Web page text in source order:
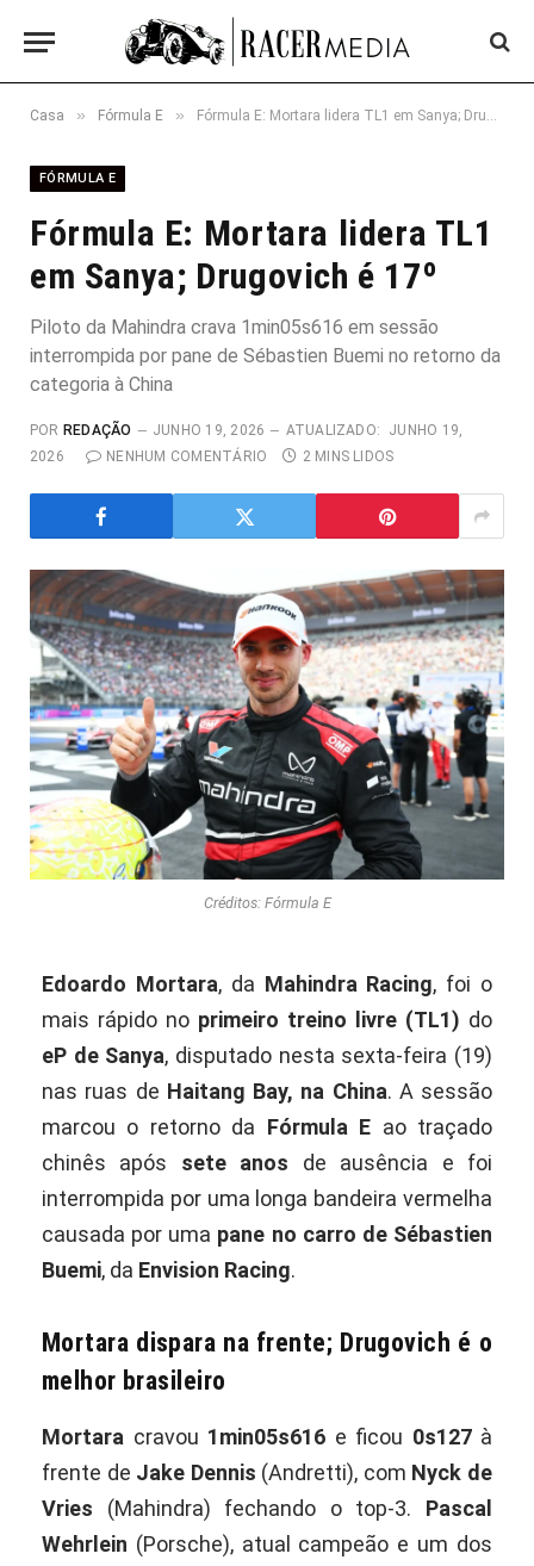
Casa » Fórmula E » Fórmula E: Mortara lidera TL1 em Sanya; Drugovich é 17º
FÓRMULA E
Fórmula E: Mortara lidera TL1
em Sanya; Drugovich é 17º
Piloto da Mahindra crava 1min05s616 em sessão
interrompida por pane de Sébastien Buemi no retorno da
categoria à China
POR REDAÇÃO JUNHO 19, 2026 ATUALIZADO:
JUNHO 19,
2026
NENHUM COMENTÁRIO 2 MINS LIDOS
Créditos: Fórmula E
Edoardo Mortara, da Mahindra Racing, foi o
mais rápido no primeiro treino livre (TL1) do
eP de Sanya, disputado nesta sexta-feira (19)
nas ruas de Haitang Bay, na China. A sessão
marcou o retorno da Fórmula E ao traçado
chinês após sete anos de ausência e foi
interrompida por uma longa bandeira vermelha
causada por uma pane no carro de Sébastien
Buemi, da Envision Racing.
Mortara dispara na frente; Drugovich é o
melhor brasileiro
Mortara cravou 1min05s616 e ficou 0s127à
frente de Jake Dennis (Andretti), com Nyck de
Vries (Mahindra) fechando o top-3. Pascal
Wehrlein (Porsche), atual campeão e um dos